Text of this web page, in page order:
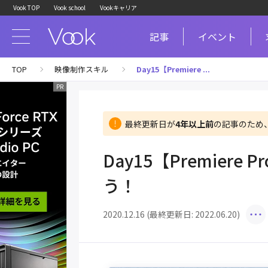
Vook TOP Vook school Vookキャリア
記事 イベント
TOP 映像制作スキル Day15【Premiere ...
最終更新日が4年以上前の記事のため
Day15【Premiere
う！
2020.12.16 (最終更新日: 2022.06.20)